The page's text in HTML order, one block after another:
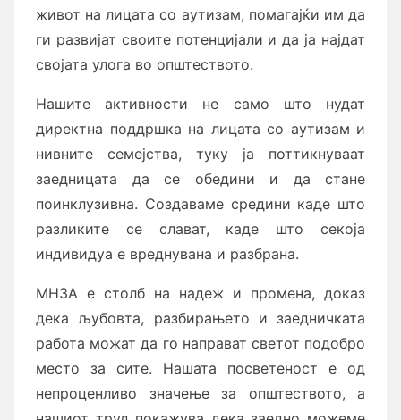
живот на лицата со аутизам, помагајќи им да
ги развијат своите потенцијали и да ја најдат
својата улога во општеството.
Нашите активности не само што нудат
директна поддршка на лицата со аутизам и
нивните семејства, туку ја поттикнуваат
заедницата да се обедини и да стане
поинклузивна. Создаваме средини каде што
разликите се слават, каде што секоја
индивидуа е вреднувана и разбрана.
МНЗА е столб на надеж и промена, доказ
дека љубовта, разбирањето и заедничката
работа можат да го направат светот подобро
место за сите. Нашата посветеност е од
непроценливо значење за општеството, а